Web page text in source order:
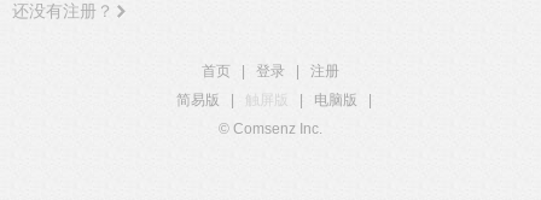
还没有注册？
首页 登录
注册
简易版
触屏版 电脑版
© Comsenz Inc.